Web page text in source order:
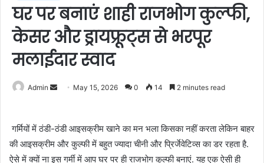
घर पर बनाएं शाही राजभोग कुल्फी,
केसर और ड्रायफ्रूट्स से भरपूर
मलाईदार स्वाद
Admin
d
a
n
May 15, 2026 0 14 2 minutes read
गर्मियों में ठंडी-ठंडी आइसक्रीम खाने का मन भला किसका नहीं करता लेकिन बाहर
की आइसक्रीम और कुल्फी में बहुत ज्यादा चीनी और प्रिर्जेवेटिव्स का डर रहता है.
ऐसे में क्यों ना इस गर्मी में आप घर पर ही राजभोग कुल्फी बनाएं. यह एक ऐसी ही